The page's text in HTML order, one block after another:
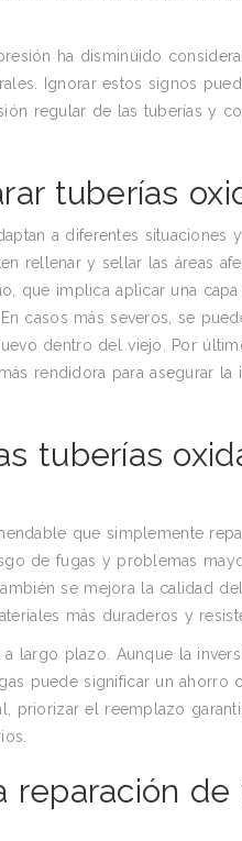
ha disminuido
Ignorar estos signos
regular de las tuberías y
tuberías
a diferentes
rellenar y sellar las áreas
que implica aplicar una
casos más severos, se
dentro del viejo. Por
rendidora para asegurar la
tuberías
que simplemente
de fugas y problemas
se mejora la calidad
más duraderos y
largo plazo. Aunque la
puede significar un ahorro
priorizar el reemplazo
reparación de